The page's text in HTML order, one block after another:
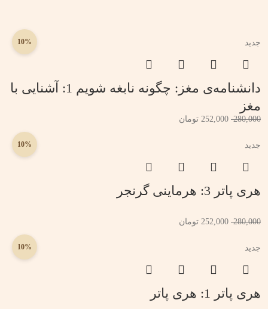
جدید 10%
دانشنامه‌ی مغز: چگونه نابغه شویم 1: آشنایی با
مغز
280,000
252,000 تومان
جدید 10%
هری پاتر 3: هرماینی گرنجر
280,000
252,000 تومان
جدید 10%
هری پاتر 1: هری پاتر